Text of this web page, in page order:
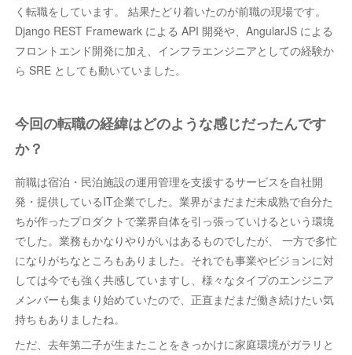
く転職をしています。 結果たどり着いたのが前職の現場です。
Django REST Framewark による API 開発や、AngularJS による
フロントエンド開発に加え、インフラエンジニアとしての経験か
ら SRE としても動いていました。
今回の転職の経緯はどのような感じだったんです
か？
前職は宿泊・民泊施設の運用管理を支援するサービスを自社開
発・提供しているIT企業でした。業界がまだまだ未成熟で自分た
ちが作ったプロダクトで業界自体を引っ張っていけるという環境
でした。業務もかなりやりがいはあるものでしたが、 一方で多忙
になりがちなところもありました。それでも事業やビジョンに対
しては今でも強く共感していますし、様々なタイプのエンジニア
メンバーも集まり始めていたので、正直まだまだ働き続けたい気
持ちもありましたね。
ただ、去年第二子が生またことをきっかけに家庭環境がガラリと